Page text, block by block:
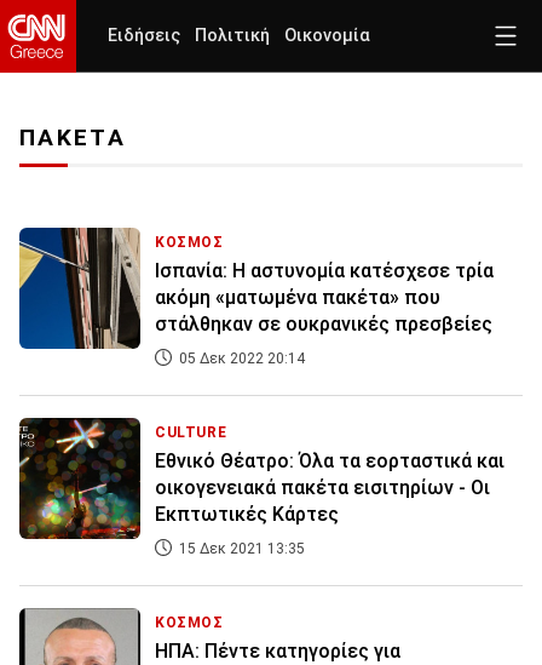
Ειδήσεις Πολιτική Οικονομία
ΠΑΚΕΤΑ
ΚΟΣΜΟΣ
Ισπανία: Η αστυνομία κατέσχεσε τρία
ακόμη «ματωμένα πακέτα» που
στάλθηκαν σε ουκρανικές πρεσβείες
05 Δεκ 2022 20:14
CULTURE
Εθνικό Θέατρο: Όλα τα εορταστικά και
οικογενειακά πακέτα εισιτηρίων - Οι
Εκπτωτικές Κάρτες
15 Δεκ 2021 13:35
ΚΟΣΜΟΣ
ΗΠΑ: Πέντε κατηγορίες για